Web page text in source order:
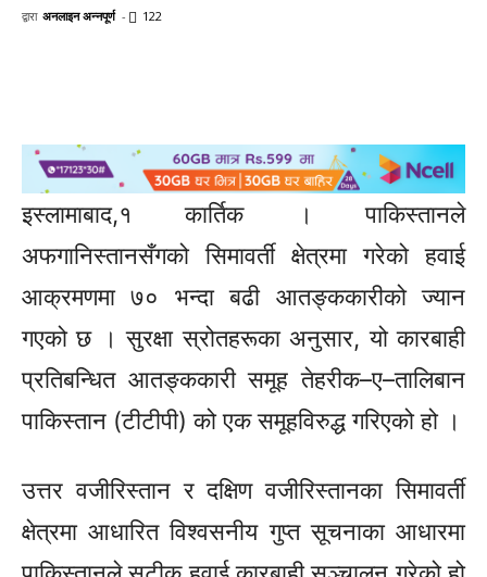
द्वारा अनलाइन अन्नपूर्ण - 122
इस्लामाबाद,१ कार्तिक । पाकिस्तानले
अफगानिस्तानसँगको सिमावर्ती क्षेत्रमा गरेको हवाई
आक्रमणमा ७० भन्दा बढी आतङ्ककारीको ज्यान
गएको छ । सुरक्षा स्रोतहरूका अनुसार, यो कारबाही
प्रतिबन्धित आतङ्ककारी समूह तेहरीक–ए–तालिबान
पाकिस्तान (टीटीपी) को एक समूहविरुद्ध गरिएको हो ।
उत्तर वजीरिस्तान र दक्षिण वजीरिस्तानका सिमावर्ती
क्षेत्रमा आधारित विश्वसनीय गुप्त सूचनाका आधारमा